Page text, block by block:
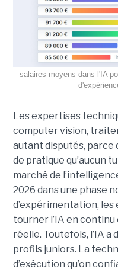
salaires moyens dans l'IA
Les expertises
computer vision,
autant disputés, parce
de pratique qu’aucun
marché de
2026 dans une phase
d’expérimentation,
tourner l’IA en
réelle. Toutefois, l’IA
profils juniors. La
d’exécution qu’on